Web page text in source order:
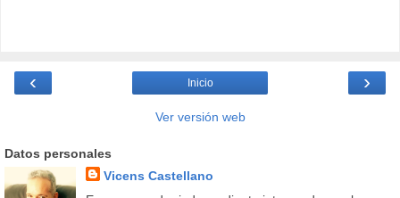
‹ ›
Inicio
Ver versión web
Datos personales
Vicens Castellano